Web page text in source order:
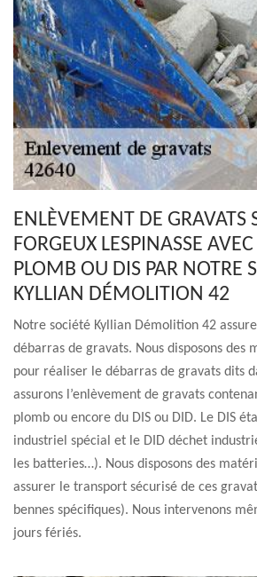
ENLÈVEMENT DE GRAVATS
FORGEUX LESPINASSE
PLOMB OU DIS PAR NOTRE
KYLLIAN DÉMOLITION 42
Notre société Kyllian Démolition 42
débarras de gravats. Nous disposons des
pour réaliser le débarras de gravats dits
assurons l’enlèvement de gravats
plomb ou encore du DIS ou DID. Le DIS
industriel spécial et le DID déchet
les batteries…). Nous disposons des
assurer le transport sécurisé de ces
bennes spécifiques). Nous intervenons
jours fériés.